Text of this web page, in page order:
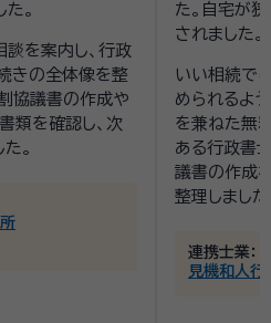
。
談を案内し、行政
きの全体像を整
協議書の作成や
類を確認し、次
。
た。自宅が
されました。
いい相続で
められるよ
を兼ねた無
ある行政書
議書の作成
整理しました
連携士業：
見機和人行